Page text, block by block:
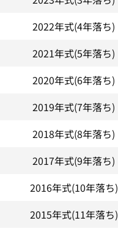
2022年式(4年落ち)
2021年式(5年落ち)
2020年式(6年落ち)
2019年式(7年落ち)
2018年式(8年落ち)
2017年式(9年落ち)
2016年式(10年落ち)
2015年式(11年落ち)